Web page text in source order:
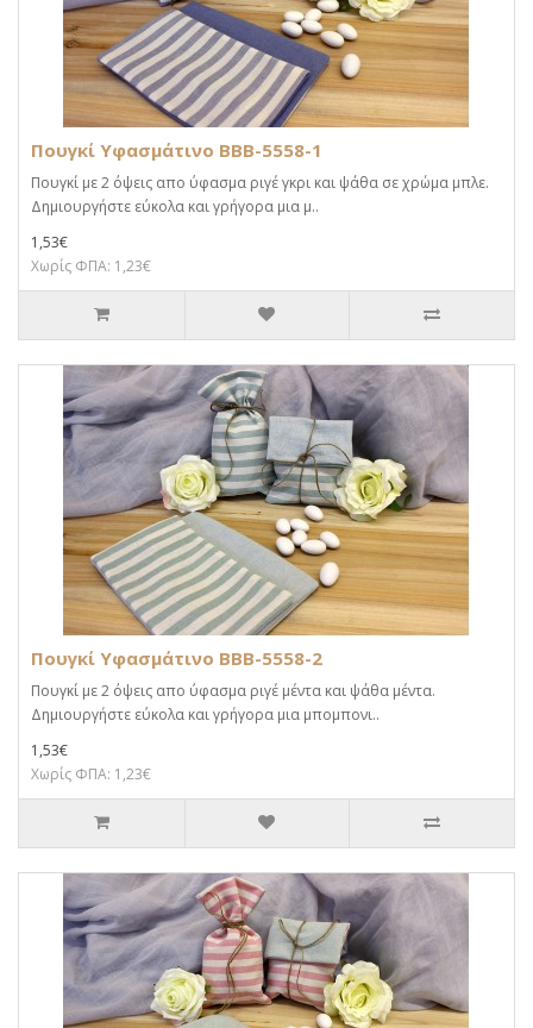
Πουγκί Υφασμάτινο BBB-5558-1
Πουγκί με 2 όψεις απο ύφασμα ριγέ γκρι και ψάθα σε χρώμα μπλε.
Δημιουργήστε εύκολα και γρήγορα μια μ..
1,53€
Χωρίς ΦΠΑ: 1,23€
Πουγκί Υφασμάτινο BBB-5558-2
Πουγκί με 2 όψεις απο ύφασμα ριγέ μέντα και ψάθα μέντα.
Δημιουργήστε εύκολα και γρήγορα μια μπομπονι..
1,53€
Χωρίς ΦΠΑ: 1,23€